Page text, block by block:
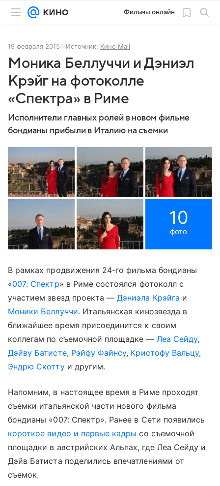
Фильмы онлайн
19 февраля 2015 Источник: Кино Mail
Моника Беллуччи и Дэниэл
Крэйг на фотоколле
«Спектра» в Риме
Исполнители главных ролей в новом фильме
бондианы прибыли в Италию на съемки
10
фото
В рамках продвижения 24-го фильма бондианы
«007: Спектр» в Риме состоялся фотоколл с
участием звезд проекта —Дэниэла Крэйга и
Моники Беллуччи. Итальянская кинозвезда в
ближайшее время присоединится к своим
коллегам по съемочной площадке — Леа Сейду,
Дэйву Батисте, Рэйфу Файнсу, Кристофу Вальцу,
Эндрю Скоттуи другим.
Напомним, в настоящее время в Риме проходят
съемки итальянской части нового фильма
бондианы «007: Спектр». Ранее в Сети появились
короткое видео и первые кадры со съемочной
площадки в австрийских Альпах, где Леа Сейду и
Дэйв Батиста поделились впечатлениями от
съемок.